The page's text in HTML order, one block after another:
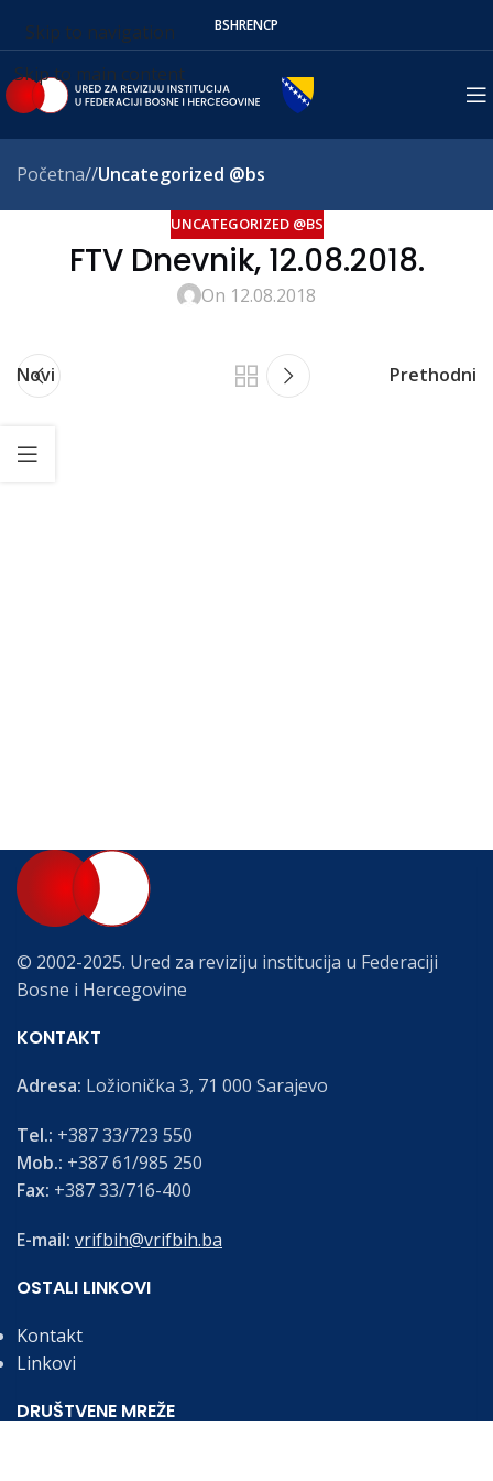
Skip to navigation
Skip to main content
BSHRENСР
Početna/ Uncategorized @bs
UNCATEGORIZED @BS
FTV Dnevnik, 12.08.2018.
On 12.08.2018
Novi Prethodni
© 2002-2025. Ured za reviziju institucija u Federaciji
Bosne i Hercegovine
KONTAKT
Adresa: Ložionička 3, 71 000 Sarajevo
Tel.: +387 33/723 550
Mob.: +387 61/985 250
Fax: +387 33/716-400
E-mail: vrifbih@vrifbih.ba
OSTALI LINKOVI
Kontakt
Linkovi
DRUŠTVENE MREŽE